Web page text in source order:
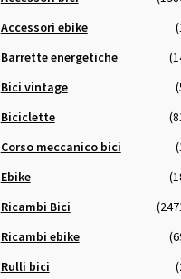
Accessori ebike
Barrette energetiche
Bici vintage
Biciclette
Corso meccanico bici
Ebike
Ricambi Bici
Ricambi ebike
Rulli bici